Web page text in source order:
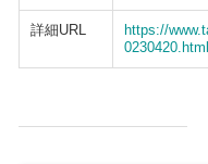
詳細URL
https://
0230420.html